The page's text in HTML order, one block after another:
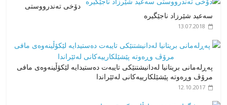
دۆخی تەندرووستی
سەعید شێرزاد ناجێگیرە
13.07.2018
پەڕلەمانی بریتانیا لەدانیشتنێکی تایبەت دەستیدایە لێکۆڵینەوەی مافی
مرۆڤ وڕەوتە پێشێلکارییەکانی لەئێراندا
12.10.2017